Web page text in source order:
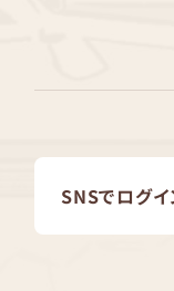
SNSでログイ